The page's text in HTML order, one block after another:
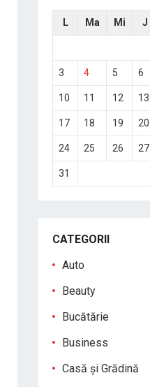
L Ma Mi J
3 4 5 6
10 11 12 13
17 18 19 20
24 25 26 27
31
CATEGORII
Auto
Beauty
Bucătărie
Business
Casă și Grădină